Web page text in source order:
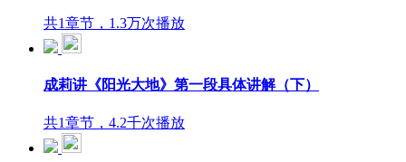
共1章节，1.3万次播放
成莉讲《阳光大地》第一段具体讲解（下）
共1章节，4.2千次播放